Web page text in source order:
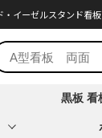
イーゼルスタンド看
黒板 看